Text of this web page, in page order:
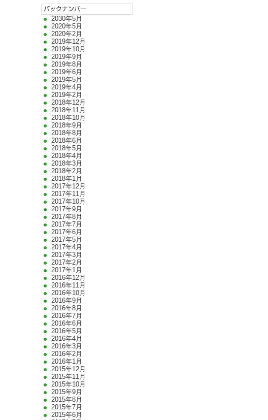
2030年5月
2020年5月
2020年2月
2019年12月
2019年10月
2019年9月
2019年8月
2019年6月
2019年5月
2019年4月
2019年2月
2018年12月
2018年11月
2018年10月
2018年9月
2018年8月
2018年6月
2018年5月
2018年4月
2018年3月
2018年2月
2018年1月
2017年12月
2017年11月
2017年10月
2017年9月
2017年8月
2017年7月
2017年6月
2017年5月
2017年4月
2017年3月
2017年2月
2017年1月
2016年12月
2016年11月
2016年10月
2016年9月
2016年8月
2016年7月
2016年6月
2016年5月
2016年4月
2016年3月
2016年2月
2016年1月
2015年12月
2015年11月
2015年10月
2015年9月
2015年8月
2015年7月
2015年6月